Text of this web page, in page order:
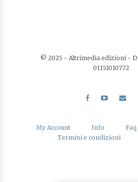
© 2025 - Altrimedia edizioni -
01151010772
My Account Info Faq
Termini e condizioni